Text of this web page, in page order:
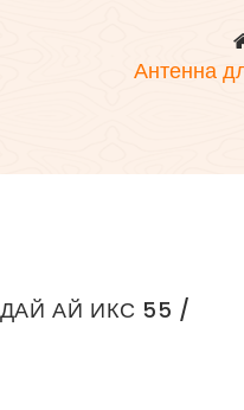
Антенна
АЙ ИКС 55 /